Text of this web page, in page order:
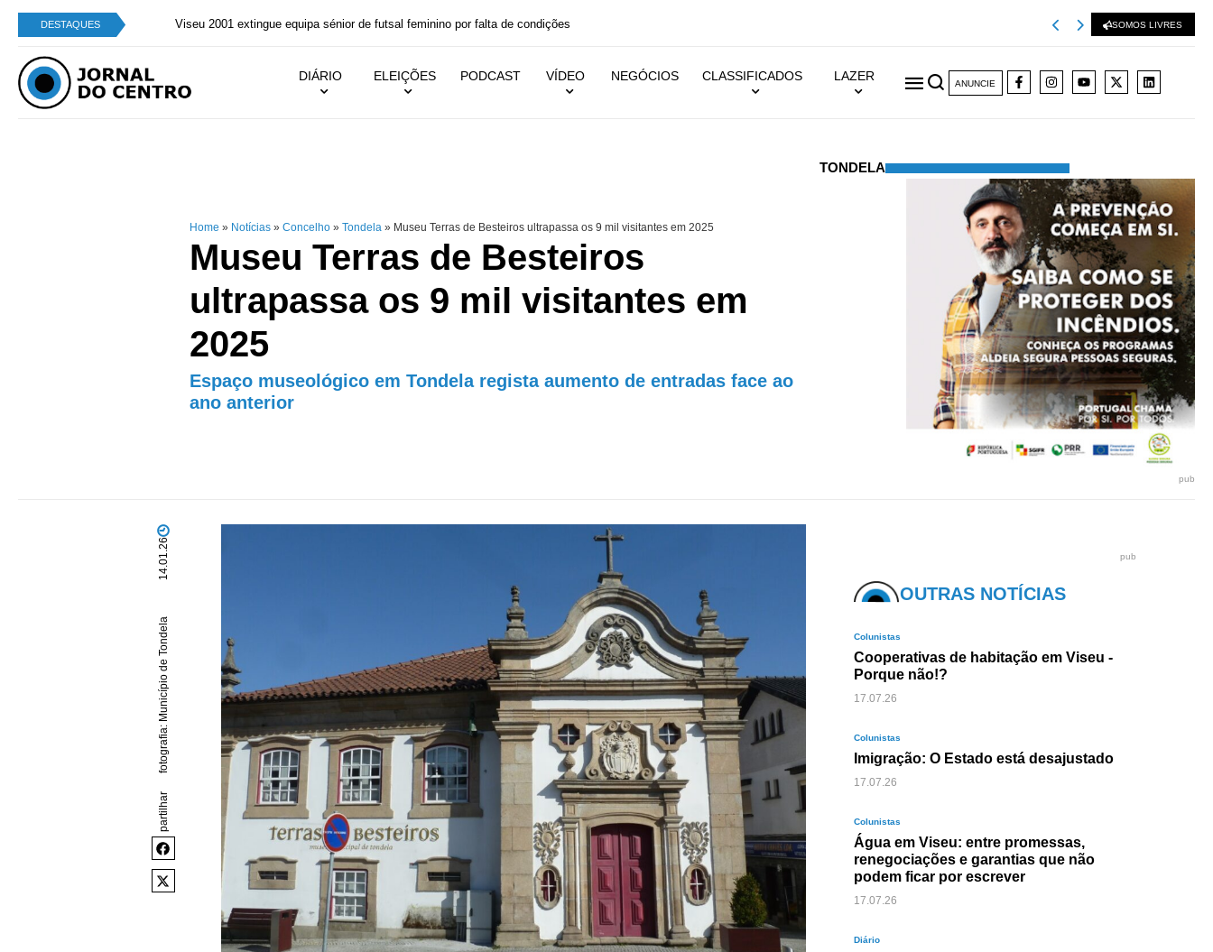
DESTAQUES Viseu 2001 extingue equipa sénior de futsal feminino por falta de condições Misericórdia de
SOMOS LIVRES
DIÁRIO ELEIÇÕES PODCAST VÍDEO NEGÓCIOS CLASSIFICADOS LAZER
ANUNCIE
Home » Notícias » Concelho » Tondela » Museu Terras de Besteiros ultrapassa os 9 mil visitantes em 2025
Museu Terras de Besteiros
ultrapassa os 9 mil visitantes em
2025
Espaço museológico em Tondela regista aumento de entradas face ao
ano anterior
TONDELA
pub
14.01.26
fotografia: Município de Tondela
partilhar
pub
OUTRAS NOTÍCIAS
Colunistas
Cooperativas de habitação em Viseu -
Porque não!?
17.07.26
Colunistas
Imigração: O Estado está desajustado
17.07.26
Colunistas
Água em Viseu: entre promessas,
renegociações e garantias que não
podem ficar por escrever
17.07.26
Diário